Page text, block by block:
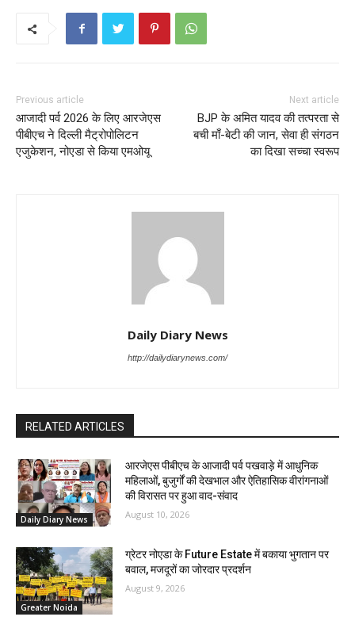
Previous article
आजादी पर्व 2026 के लिए आरजेएस
पीबीएच ने दिल्ली मैट्रोपोलिटन
एजुकेशन, नोएडा से किया एमओयू
Next article
BJP के अमित यादव की तत्परता से
बची माँ-बेटी की जान, सेवा ही संगठन
का दिखा सच्चा स्वरूप
Daily Diary News
http://dailydiarynews.com/
RELATED ARTICLES
Daily Diary News
आरजेएस पीबीएच के आजादी पर्व पखवाड़े में आधुनिक
महिलाओं, बुजुर्गों की देखभाल और ऐतिहासिक वीरांगनाओं
की विरासत पर हुआ वाद-संवाद
August 10, 2026
Greater Noida
ग्रेटर नोएडा के Future Estate में बकाया भुगतान पर
बवाल, मजदूरों का जोरदार प्रदर्शन
August 9, 2026